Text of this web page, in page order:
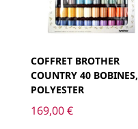
COFFRET BROTHER
COUNTRY 40 BOBINES,
POLYESTER
169,00€